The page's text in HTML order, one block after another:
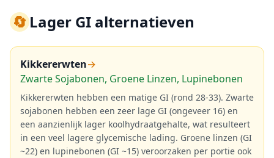
🔄Lager GI alternatieven
Kikkererwten→
Zwarte Sojabonen, Groene Linzen, Lupinebonen
Kikkererwten hebben een matige GI (rond 28-33). Zwarte
sojabonen hebben een zeer lage GI (ongeveer 16) en
een aanzienlijk lager koolhydraatgehalte, wat resulteert
in een veel lagere glycemische lading. Groene linzen (GI
~22) en lupinebonen (GI ~15) veroorzaken per portie ook